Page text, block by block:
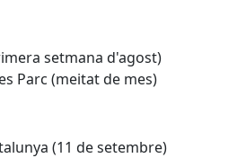
setmana d'agost)
Parc (meitat de mes)
(11 de setembre)